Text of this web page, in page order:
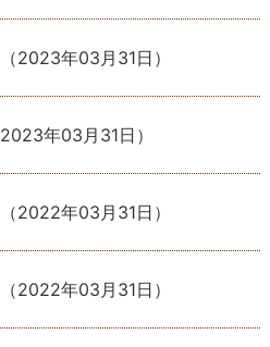
（2023年03月31日 ）
2023年03月31日 ）
（2022年03月31日 ）
（2022年03月31日 ）